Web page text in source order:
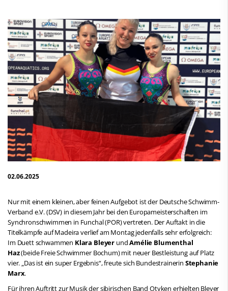
02.06.2025
Nur mit einem kleinen, aber feinen Aufgebot ist der Deutsche Schwimm-
Verband e.V. (DSV) in diesem Jahr bei den Europameisterschaften im
Synchronschwimmen in Funchal (POR) vertreten. Der Auftakt in die
Titelkämpfe auf Madeira verlief am Montag jedenfalls sehr erfolgreich:
Im Duett schwammen Klara Bleyer undAmélie Blumenthal
Haz(beide Freie Schwimmer Bochum) mit neuer Bestleistung auf Platz
vier. „Das ist ein super Ergebnis“, freute sich Bundestrainerin Stephanie
Marx.
Für ihren Auftritt zur Musik der sibirischen Band Otyken erhielten Bleyer
Korbacher Straße 93
D-34132 Kassel
Fax: +49 561 94083-15
info@dsv.de